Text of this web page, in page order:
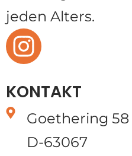
jeden Alters.
KONTAKT
Goethering 58
D-63067